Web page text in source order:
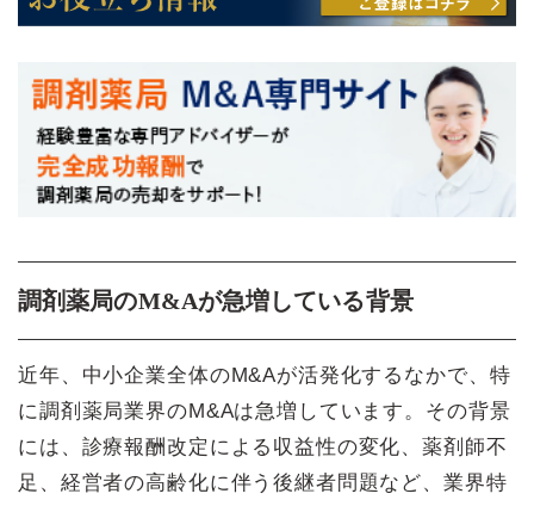
調剤薬局のM&Aが急増している背景
近年、中小企業全体のM&Aが活発化するなかで、特
に調剤薬局業界のM&Aは急増しています。その背景
には、診療報酬改定による収益性の変化、薬剤師不
足、経営者の高齢化に伴う後継者問題など、業界特